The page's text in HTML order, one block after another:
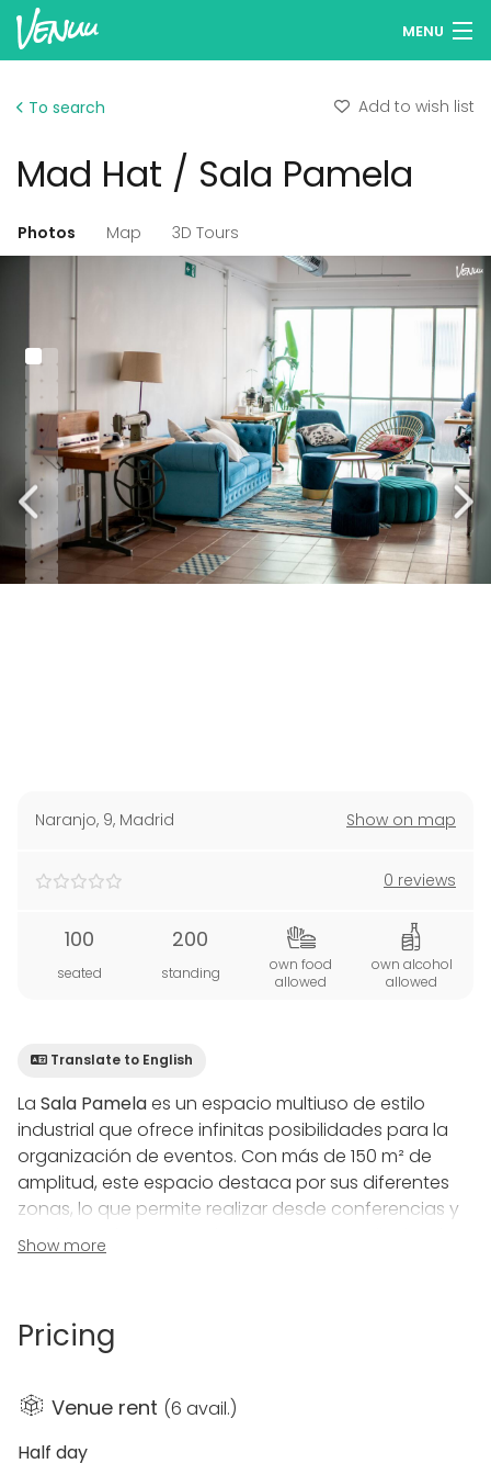
MENU
Log in
English
Add your venue
To search Add to wish list
Mad Hat / Sala Pamela
Photos Map 3D Tours
Naranjo, 9, Madrid Show on map
0 reviews
100
seated
200
standing
own food
allowed
own alcohol
allowed
Translate to English
La Sala Pamelaes un espacio multiuso de estilo
industrial que ofrece infinitas posibilidades para la
organización de eventos. Con más de 150 m² de
amplitud, este espacio destaca por sus diferentes
zonas, lo que permite realizar desde conferencias y
reuniones de empresa hasta eventos audiovisuales,
como rodajes o sesiones de fotografía. Las grandes
estimulante. Además, el mobiliario y la decoración
necesidades de tu evento.
Este espacio cuenta también con acceso a una
Show more
Pricing
Venue rent (6 avail.)
Half day